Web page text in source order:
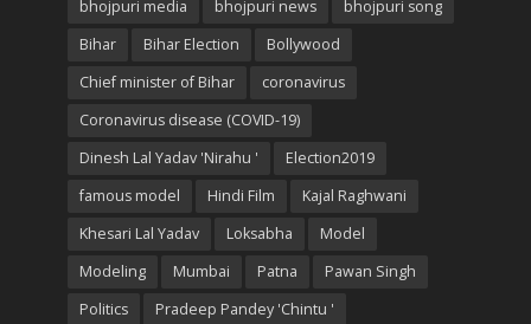
bhojpuri media
bhojpuri news
bhojpuri song
Bihar
Bihar Election
Bollywood
Chief minister of Bihar
coronavirus
Coronavirus disease (COVID-19)
Dinesh Lal Yadav 'Nirahu '
Election2019
famous model
Hindi Film
Kajal Raghwani
Khesari Lal Yadav
Loksabha
Model
Modeling
Mumbai Patna
Pawan Singh
Politics
Pradeep Pandey 'Chintu '